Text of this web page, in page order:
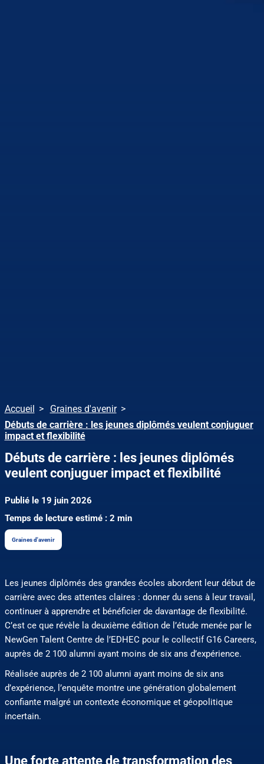
Accueil
Graines d'avenir
Débuts de carrière : les jeunes diplômés veulent conjuguer
impact et flexibilité
Débuts de carrière : les jeunes diplômés
veulent conjuguer impact et flexibilité
Publié le 19 juin 2026
Temps de lecture estimé : 2 min
Graines d'avenir
Les jeunes diplômés des grandes écoles abordent leur début de
carrière avec des attentes claires : donner du sens à leur travail,
continuer à apprendre et bénéficier de davantage de flexibilité.
C’est ce que révèle la deuxième édition de l’étude menée par le
NewGen Talent Centre de l’EDHEC pour le collectif G16 Careers,
auprès de 2 100 alumni ayant moins de six ans d’expérience.
Réalisée auprès de 2 100 alumni ayant moins de six ans
d’expérience, l’enquête montre une génération globalement
confiante malgré un contexte économique et géopolitique
incertain.
Une forte attente de transformation des